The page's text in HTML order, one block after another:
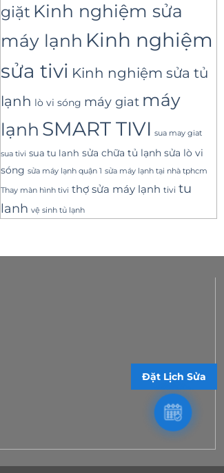
giặt Kinh nghiệm sửa
máy lạnh Kinh nghiệm
sửa tivi Kinh nghiệm sửa tủ
lạnh lò vi sóng máy giat máy
lạnh SMART TIVI sua may giat
sua tivi sua tu lanh sửa chữa tủ lạnh sửa lò vi
sóng sửa máy lạnh quận 1 sửa máy lạnh tại nhà tphcm
Thay màn hình tivi thợ sửa máy lạnh tivi tu
lanh vệ sinh tủ lạnh
Đặt Lịch Sửa